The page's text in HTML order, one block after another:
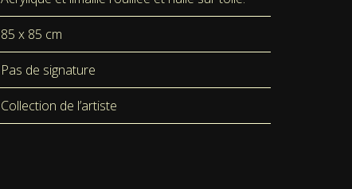
85 x 85 cm
Pas de signature
Collection de l’artiste